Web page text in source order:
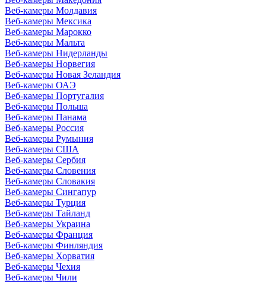
Веб-камеры Молдавия
Веб-камеры Мексика
Веб-камеры Марокко
Веб-камеры Мальта
Веб-камеры Нидерланды
Веб-камеры Норвегия
Веб-камеры Новая Зеландия
Веб-камеры ОАЭ
Веб-камеры Португалия
Веб-камеры Польша
Веб-камеры Панама
Веб-камеры Россия
Веб-камеры Румыния
Веб-камеры США
Веб-камеры Сербия
Веб-камеры Словения
Веб-камеры Словакия
Веб-камеры Сингапур
Веб-камеры Турция
Веб-камеры Тайланд
Веб-камеры Украина
Веб-камеры Франция
Веб-камеры Финляндия
Веб-камеры Хорватия
Веб-камеры Чехия
Веб-камеры Чили